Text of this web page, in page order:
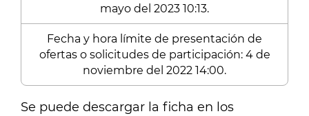
mayo del 2023 10:13.
Fecha y hora límite de presentación de
ofertas o solicitudes de participación: 4 de
noviembre del 2022 14:00.
Se puede descargar la ficha en los